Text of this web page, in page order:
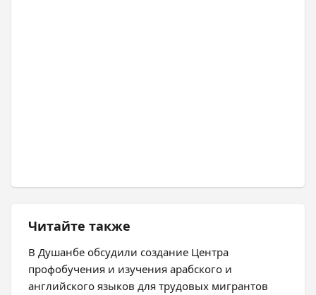
Читайте также
В Душанбе обсудили создание Центра
профобучения и изучения арабского и
английского языков для трудовых мигрантов